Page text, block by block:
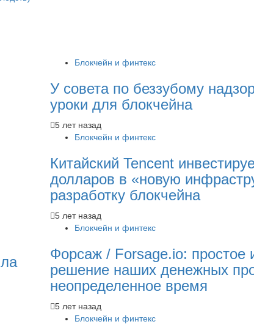
Блокчейн и финтекс
У совета по беззубому
уроки для блокчейна
5 лет назад
Блокчейн и финтекс
Китайский Tencent
долларов в «новую
разработку блокчейна
5 лет назад
Блокчейн и финтекс
Форсаж / Forsage.io: простое
решение наших денежных
неопределенное время
5 лет назад
Блокчейн и финтекс